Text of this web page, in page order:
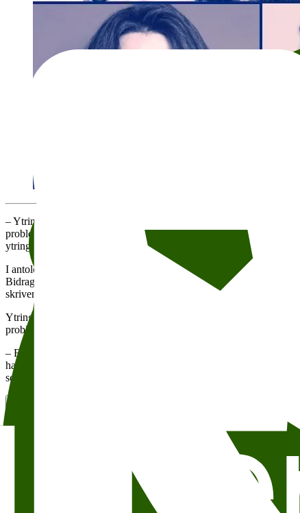
– Ytringsfrihet er en menneskerett og en grunnmur for
problemene ytringsfriheten møter fra et forfatterperspektiv. Vi har
ytringsfrihetens trusler og utfordringer, sier
Susanne Kaluza
, leder
I antologien Hviskinger og skrik presenteres seks tekster som
Bidragsyterne er
Joyce Carol Oates
skriver personlig om hvordan de selv har opplevd angrep på egen
Ytringsfrihetens rammer og utfordringer i vår tid diskuteres ofte og
problemstillingene?
– Forfatterne har alle på ulike måter skrevet i mellomrommet
har mottatt fengselsdommer for litteraturen sin, mens andre, som
som Thorvald Steen og Joyce Carol Oates, som begge har vært
Les antologien her
For at så mange som mulig skal få mulighet til å lese og
for alle på en dedikert nettside.
– Det er lite unikum at disse forfatterne er samlet i én og samme
erfaringer med dens begrensninger, sier programmedarbeider